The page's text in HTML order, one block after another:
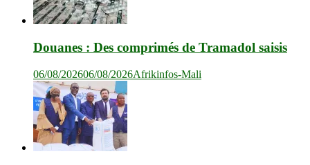
Douanes : Des comprimés de Tramadol saisis
06/08/202606/08/2026Afrikinfos-Mali